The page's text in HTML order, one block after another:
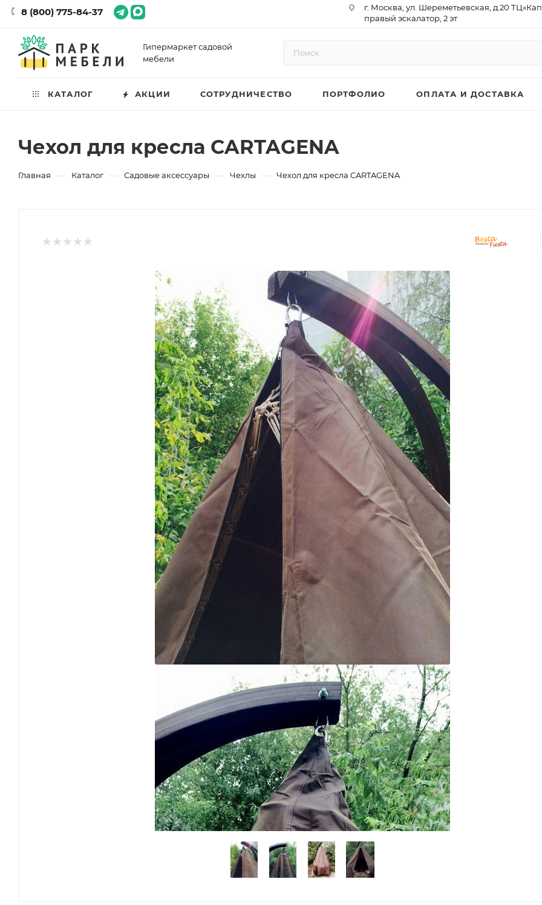
8 (800) 775-84-37
г. Москва, ул. Шереметьевская, д.20
правый эскалатор, 2 эт
р/сч 40702810410000761715
Гипермаркет садовой
мебели
КАТАЛОГ АКЦИИ СОТРУДНИЧЕСТВО ПОРТФОЛИО ОПЛАТА И ДОСТАВКА
Чехол для кресла CARTAGENA
Главная — Каталог — Садовые аксессуары — Чехлы — Чехол для кресла CARTAGENA